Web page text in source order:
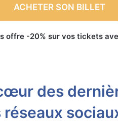
ACHETER SON BILLET
offre -20% sur vos tickets
des
réseaux